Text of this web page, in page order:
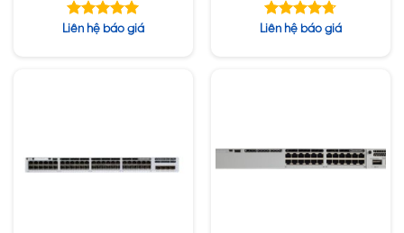
Được xếp
Liên hệ báo giá
Essentials ,4x10G
Uplink
Được xếp
Liên hệ báo giá